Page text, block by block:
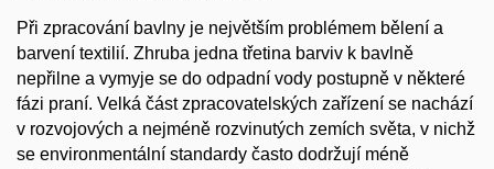
Při zpracování bavlny je největším problémem bělení a
barvení textilií. Zhruba jedna třetina barviv k bavlně
nepřilne a vymyje se do odpadní vody postupně v některé
fázi praní. Velká část zpracovatelských zařízení se nachází
v rozvojových a nejméně rozvinutých zemích světa, v nichž
se environmentální standardy často dodržují méně